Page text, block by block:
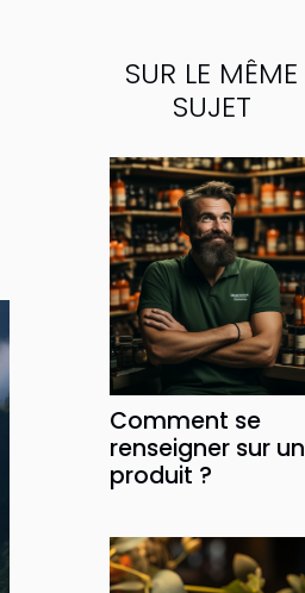
SUR LE MÊME
SUJET
Comment se
renseigner sur un
produit ?